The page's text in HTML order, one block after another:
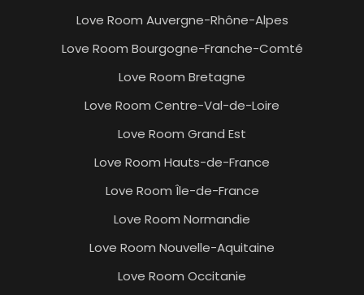
Love Room Auvergne-Rhône-Alpes
Love Room Bourgogne-Franche-Comté
Love Room Bretagne
Love Room Centre-Val-de-Loire
Love Room Grand Est
Love Room Hauts-de-France
Love Room Île-de-France
Love Room Normandie
Love Room Nouvelle-Aquitaine
Love Room Occitanie